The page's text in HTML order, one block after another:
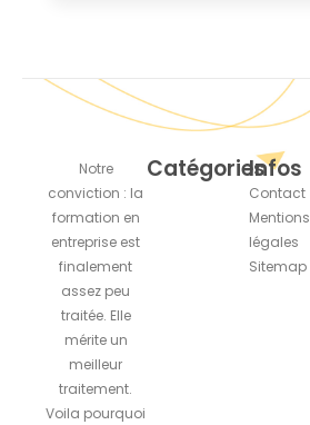
Notre
conviction : la
formation en
entreprise est
finalement
assez peu
traitée. Elle
mérite un
meilleur
traitement.
Voila pourquoi
CatégoriesInfos
Contact
Mentions
légales
Sitemap